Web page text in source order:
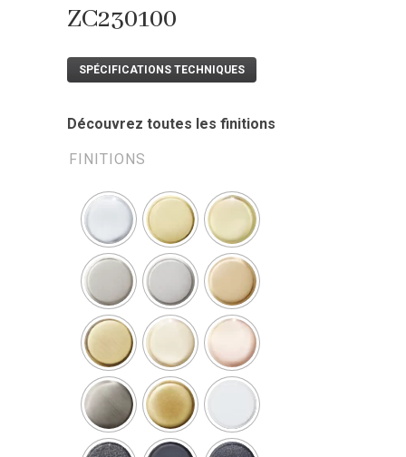
ZC230100
SPÉCIFICATIONS TECHNIQUES
Découvrez toutes les finitions
FINITIONS